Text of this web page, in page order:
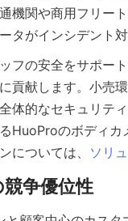
機関や商用フリー
フの安全をサポー
貢献します。小売
体的なセキュリテ
HuoProのボディ
については、
ソリ